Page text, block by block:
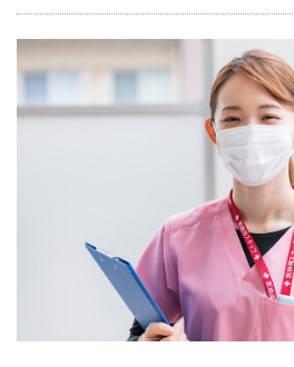
4.1
（１）
責任感
（２）
欲